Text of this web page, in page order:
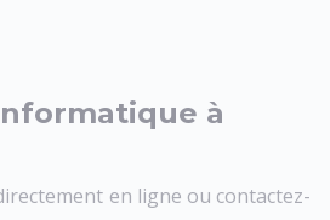
à
en ligne ou contactez-